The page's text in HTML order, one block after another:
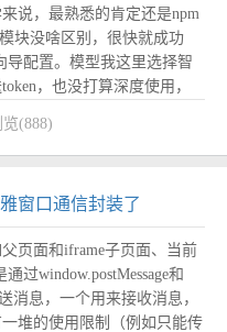
说，最熟悉的肯定还是npm
块没啥区别，很快就成功
导配置。模型我这里选择智
，也没打算深度使用，
bigmodel.cn/ 注册账号，新
览(888)
窗口通信封装了
页面和iframe子页面、当前
过window.postMessage和
消息，一个用来接收消息，
堆的使用限制（例如只能传